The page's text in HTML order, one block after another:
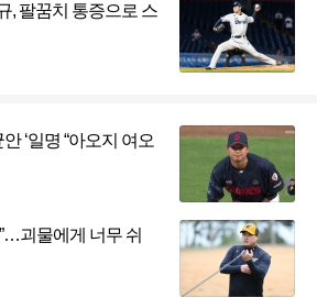
, 팔꿈치 통증으로 스
‘일명 “아오지 여오
괴물에게 너무 쉬